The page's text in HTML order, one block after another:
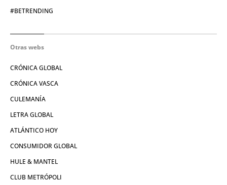
#BETRENDING
Otras webs
CRÓNICA GLOBAL
CRÓNICA VASCA
CULEMANÍA
LETRA GLOBAL
ATLÁNTICO HOY
CONSUMIDOR GLOBAL
HULE & MANTEL
CLUB METRÓPOLI